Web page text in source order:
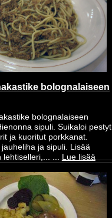
bolognalaiseen
bolognalaiseen
sipuli. Suikaloi pestyt
ja kuoritut porkkanat.
jauheliha ja sipuli. Lisää
lehtiselleri,... ... Lue lisää